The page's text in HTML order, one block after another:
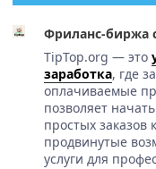
Фриланс-биржа
TipTop.org — это
заработка, где
оплачиваемые
позволяет
простых заказов
продвинутые
услуги для